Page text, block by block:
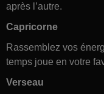
après l’autre.
Capricorne
Rassemblez vos
temps joue en votre
Verseau